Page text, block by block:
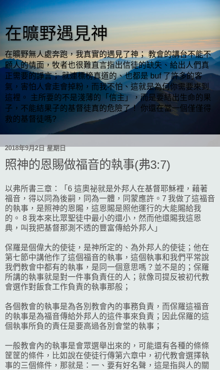
在曠野遇見神
在曠野無人處奔跑，我真實的遇見了神； 教會的講台不能不
顧人的情面，牧者也很難直言指出信徒的缺失、給出人們真
正需要的諍言； 就連標榜真道的、也都是 buf 了許多的客
氣，害怕人會走會掉粉，而我不怕、這就是為何你需要來到
這裡。 主所要的不是淺薄的「信主」，而是要結出生命的果
子，不能結果子的基督徒真的危險了！ 你還在當一個僅僅得
救的基督徒嗎?
2018年9月2日 星期日
照神的恩賜做福音的執事(弗3:7)
以弗所書三章：「6 這奧祕就是外邦人在基督耶穌裡，藉著
福音，得以同為後嗣，同為一體，同蒙應許。7 我做了這福音
的執事，是照神的恩賜，這恩賜是照他運行的大能賜給我
的。 8 我本來比眾聖徒中最小的還小，然而他還賜我這恩
典，叫我把基督那測不透的豐富傳給外邦人」
保羅是個偉大的使徒，是神所定的、為外邦人的使徒；他在
第七節中講他作了這個福音的執事，這個執事和我們平常說
我們教會中都有的執事，是同一個意思嗎？並不是的；保羅
所講的執事就是對一件事負責任的人；就像司提反被初代教
會選作對飯食工作負責的執事那般；
各個教會的執事是為各別教會內的事務負責，而保羅這福音
的執事是為福音傳給外邦人的這件事來負責；因此保羅的這
個執事所負的責任是要高過各別會堂的執事；
一般教會內的執事是會眾選舉出來的，可能還有各種的條條
筐筐的條件，比如說在使徒行傳第六章中，初代教會選擇執
事的三個條件，那就是：一、要有好名聲，這是指與人的關